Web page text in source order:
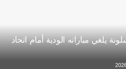
يلغي مباراته الودية أمام اتحاد